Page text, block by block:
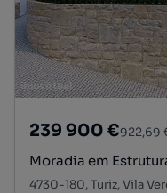
239 900 €922,69
Moradia em
4730-180, Turiz, Vila